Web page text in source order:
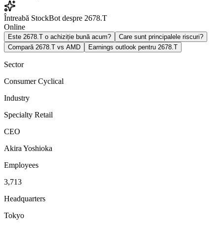
Întreabă StockBot despre 2678.T
Online
Este 2678.T o achiziție bună acum?
Care sunt principalele riscuri?
Compară 2678.T vs AMD
Earnings outlook pentru 2678.T
Sector
Consumer Cyclical
Industry
Specialty Retail
CEO
Akira Yoshioka
Employees
3,713
Headquarters
Tokyo